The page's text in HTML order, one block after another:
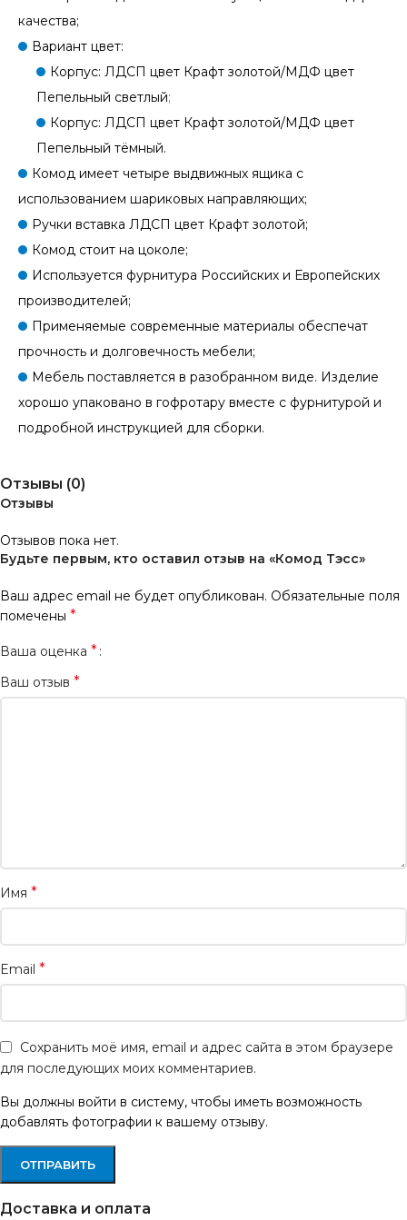
качества;
Вариант цвет:
Корпус: ЛДСП цвет Крафт золотой/МДФ цвет
Пепельный светлый;
Корпус: ЛДСП цвет Крафт золотой/МДФ цвет
Пепельный тёмный.
Комод имеет четыре выдвижных ящика с
использованием шариковых направляющих;
Ручки вставка ЛДСП цвет Крафт золотой;
Комод стоит на цоколе;
Используется фурнитура Российских и Европейских
производителей;
Применяемые современные материалы обеспечат
прочность и долговечность мебели;
Мебель поставляется в разобранном виде. Изделие
хорошо упаковано в гофротару вместе с фурнитурой и
подробной инструкцией для сборки.
Отзывы (0)
Отзывы
Отзывов пока нет.
Будьте первым, кто оставил отзыв на «Комод Тэсс»
Ваш адрес email не будет опубликован. Обязательные поля
помечены *
Ваша оценка *
Ваш отзыв *
Имя *
Email *
Сохранить моё имя, email и адрес сайта в этом браузере
для последующих моих комментариев.
Вы должны войти в систему, чтобы иметь возможность
добавлять фотографии к вашему отзыву.
Доставка и оплата